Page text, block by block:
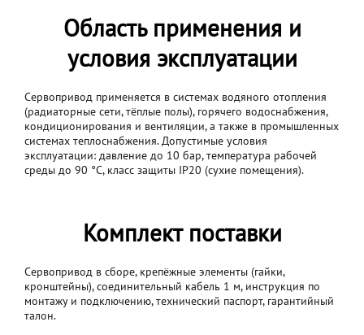
Область применения и
условия эксплуатации
Сервопривод применяется в системах водяного отопления
(радиаторные сети, тёплые полы), горячего водоснабжения,
кондиционирования и вентиляции, а также в промышленных
системах теплоснабжения. Допустимые условия
эксплуатации: давление до 10 бар, температура рабочей
среды до 90 °C, класс защиты IP20 (сухие помещения).
Комплект поставки
Сервопривод в сборе, крепёжные элементы (гайки,
кронштейны), соединительный кабель 1 м, инструкция по
монтажу и подключению, технический паспорт, гарантийный
талон.